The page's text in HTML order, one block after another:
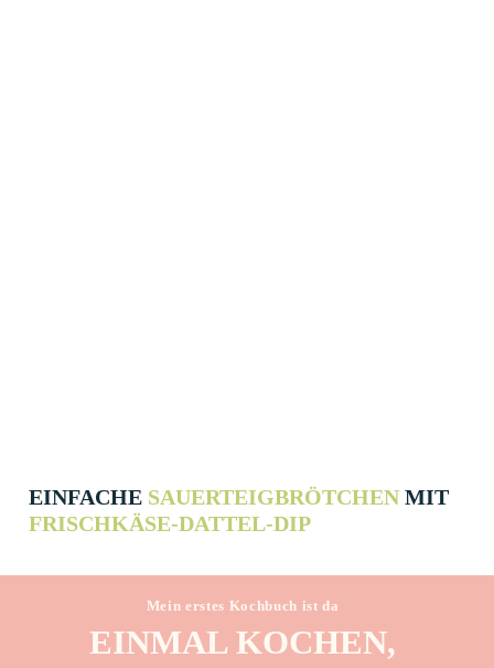
EINFACHE SAUER­TEIG­BRÖTCHEN MIT
FRISCH­KÄSE-DATTEL-DIP
Mein erstes Kochbuch ist da
EINMAL KOCHEN,